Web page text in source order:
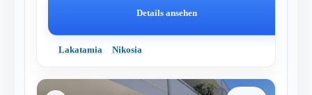
Details ansehen
Lakatamia Nikosia